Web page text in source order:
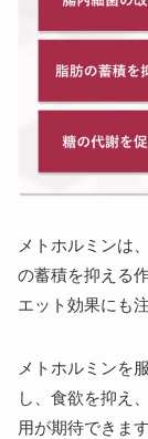
メトホルミンは
の蓄積を抑える
エット効果にも
メトホルミンを
し、食欲を抑え
用が期待できます